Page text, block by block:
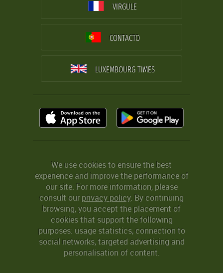
VIRGULE
CONTACTO
LUXEMBOURG TIMES
We use cookies to ensure the best
experience and improve the performance of
our site. For more information, please
consult ourprivacy policy. By continuing
browsing, you accept the placement of
cookies that support the following
purposes: usage statistics, connection to
social networks, targeted advertising and
personalisation of content.